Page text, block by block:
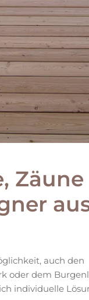
auch den
oder dem
individuelle